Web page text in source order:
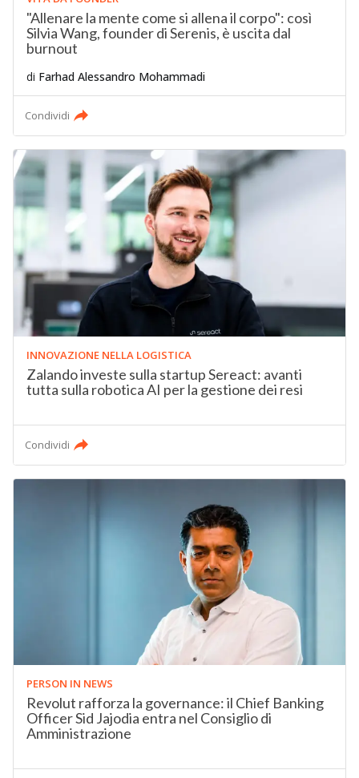
"Allenare la mente come si allena il corpo": così
Silvia Wang, founder di Serenis, è uscita dal
burnout
di Farhad Alessandro Mohammadi
Condividi
INNOVAZIONE NELLA LOGISTICA
Zalando investe sulla startup Sereact: avanti
tutta sulla robotica AI per la gestione dei resi
Condividi
PERSON IN NEWS
Revolut rafforza la governance: il Chief Banking
Officer Sid Jajodia entra nel Consiglio di
Amministrazione